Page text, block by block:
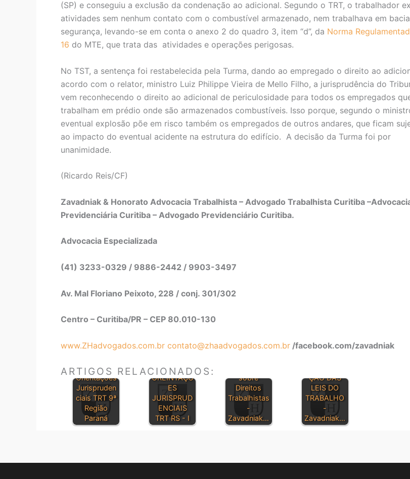
(SP) e conseguiu a exclusão da condenação ao adicional. Segundo o TRT, o trabalhador
atividades sem nenhum contato com o combustível armazenado, nem trabalhava em
segurança, levando-se em conta o anexo 2 do quadro 3, item “d”, da Norma
16 do MTE, que trata das atividades e operações perigosas.
No TST, a sentença foi restabelecida pela Turma, dando ao empregado o direito ao
acordo com o relator, ministro Luiz Philippe Vieira de Mello Filho, a jurisprudência do
vem reconhecendo o direito ao adicional de periculosidade para todos os empregados
trabalham em prédio onde são armazenados combustíveis. Isso porque, segundo o
eventual explosão põe em risco também os empregados de outros andares, que ficam
ao impacto do eventual acidente na estrutura do edifício. A decisão da Turma foi por
unanimidade.
(Ricardo Reis/CF)
Zavadniak & Honorato Advocacia Trabalhista – Advogado Trabalhista Curitiba
Previdenciária Curitiba – Advogado Previdenciário Curitiba.
Advocacia Especializada
(41) 3233-0329 / 9886-2442 / 9903-3497
Av. Mal Floriano Peixoto, 228 / conj. 301/302
Centro – Curitiba/PR – CEP 80.010-130
www.ZHadvogados.com.br contato@zhaadvogados.com.br /facebook.com/zavadniak
ARTIGOS RELACIONADOS:
Orientações
Jurispruden
ciais TRT 9ª
Região
Paraná
OREINTAÇÕ
ES
JURISPRUD
ENCIAIS
TRT RS - I
sobre
Direitos
Trabalhistas
-
Zavadniak…
ÇÃO DAS
LEIS DO
TRABALHO
-
Zavadniak…